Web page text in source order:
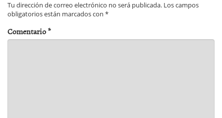
Tu dirección de correo electrónico no será publicada. Los campos
obligatorios están marcados con *
Comentario*